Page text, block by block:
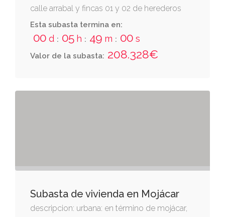
calle arrabal y fincas 01 y 02 de herederos
maría gil garcía, y fondo, vivienda “c”, cuota
23,02 por ciento.
Esta subasta termina en:
00 d : 05 h : 48 m : 59 s
Valor de la subasta: 208.328€
Subasta de vivienda en Mojácar
descripcion: urbana: en término de mojácar,